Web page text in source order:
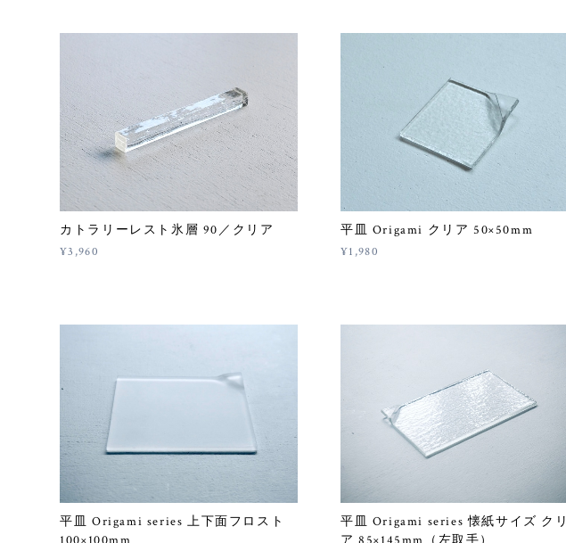
カトラリーレスト氷層 90／クリア
¥3,960
平皿 Origami クリア 50×50mm
¥1,980
平皿 Origami series 上下面フロスト
平皿 Origami series 懐紙サイズ クリ